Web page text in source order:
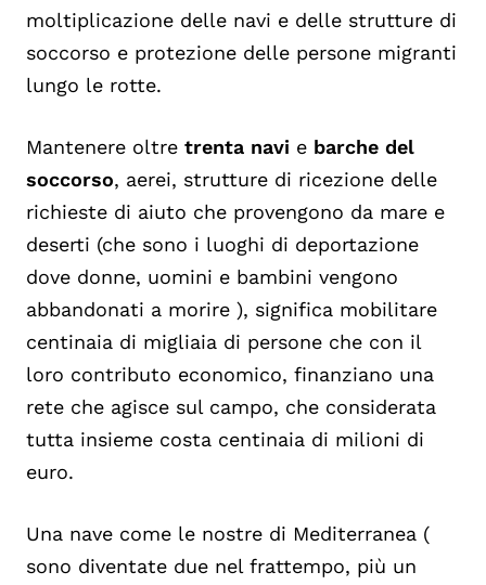
moltiplicazione delle navi e delle strutture di
soccorso e protezione delle persone migranti
lungo le rotte.
Mantenere oltre trenta navi e barche del
soccorso, aerei, strutture di ricezione delle
richieste di aiuto che provengono da mare e
deserti (che sono i luoghi di deportazione
dove donne, uomini e bambini vengono
abbandonati a morire ), significa mobilitare
centinaia di migliaia di persone che con il
loro contributo economico, finanziano una
rete che agisce sul campo, che considerata
tutta insieme costa centinaia di milioni di
euro.
Una nave come le nostre di Mediterranea (
sono diventate due nel frattempo, più un